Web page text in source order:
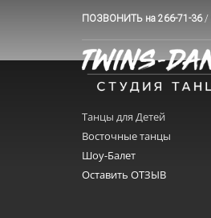
ПОЗВОНИТЬ на 266-71-36/
Танцы для Детей
Восточные танцы
Шоу-Балет
Оставить ОТЗЫВ